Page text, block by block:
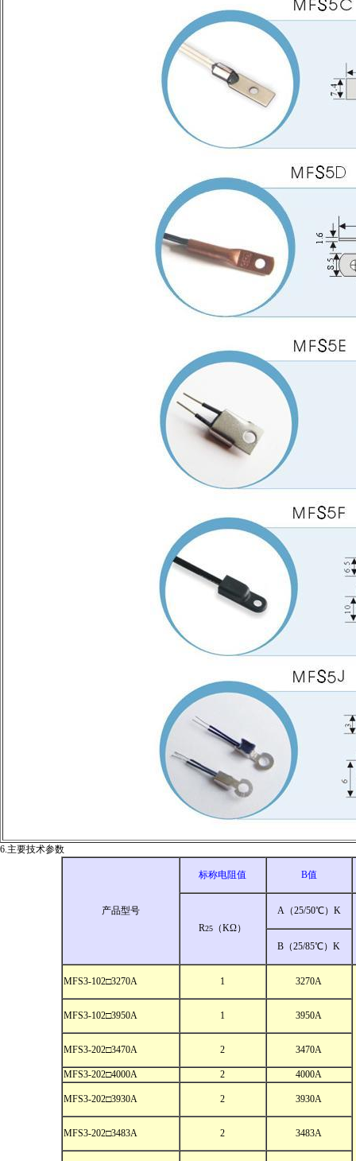
6.主要技术参数
产品型号
标称电阻值 B值
R25 （KΩ）
A（25/50℃）K
B（25/85℃）K
MFS3-102□3270A 1 3270A
MFS3-102□3950A 1 3950A
MFS3-202□3470A 2 3470A
MFS3-202□4000A 2 4000A
MFS3-202□3930A 2 3930A
MFS3-202□3483A 2 3483A